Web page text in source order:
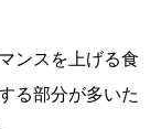
ンスを上げる食
る部分が多いた